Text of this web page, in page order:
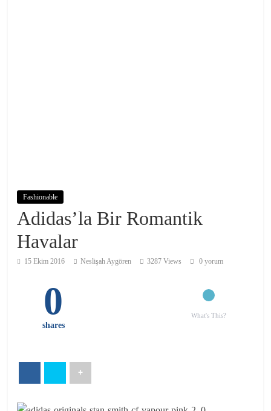
Fashionable
Adidas’la Bir Romantik
Havalar
15 Ekim 2016 Neslişah Aygören 3287 Views 0 yorum
0
shares
+
What's This?